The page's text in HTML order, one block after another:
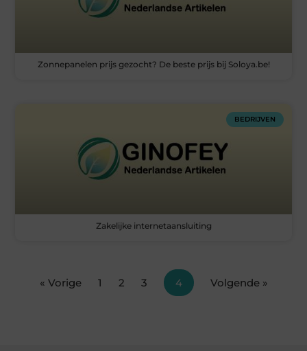
Zonnepanelen prijs gezocht? De beste prijs bij Soloya.be!
BEDRIJVEN
Zakelijke internetaansluiting
« Vorige 1 2 3 4 Volgende »